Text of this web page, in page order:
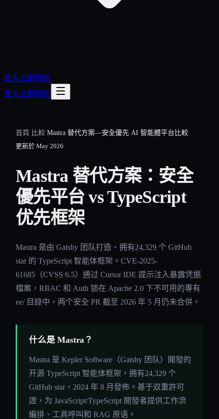
登入 立即開始
登入 立即開始
首頁/ 比較/Mastra 替代方案—安全優先 AI 智能體平台比較
更新於 May 2026
Mastra 替代方案：安全
優先平台 vs TypeScript
优先框架
Mastra 是由 Gatsby 团队打造、拥有24,329 个 GitHub
star 的 TypeScript 智能体框架。CVE-2025-
61685（CVSS 6.5）通过 Cursor IDE 提示注入暴露凭据
檔案，RBAC 和 Auth 锁在 Apache 2.0 下不可用的專有
ee/ 目錄中，两个安全 PR 截至 2026 年 5 月仍未合併。
什么是 Mastra？
Mastra 是 Kepler Software（Gatsby 团队）開發的
开源 TypeScript 智能体框架，拥有24,329 个
GitHub star，2024 年 8 月發佈。基于双重許可
證，为 JavaScript/TypeScript 開發者提供工作流
編排、工具呼叫和 RAG 原语。